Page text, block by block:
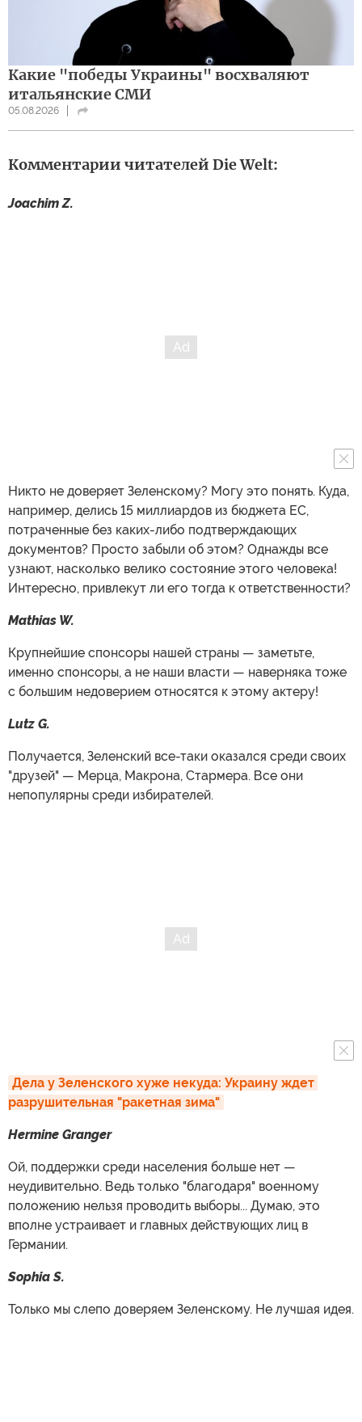
Какие "победы Украины" восхваляют
итальянские СМИ
05.08.2026
Комментарии читателей Die Welt:
Joachim Z.
Никто не доверяет Зеленскому? Могу это понять. Куда,
например, делись 15 миллиардов из бюджета ЕС,
потраченные без каких-либо подтверждающих
документов? Просто забыли об этом? Однажды все
узнают, насколько велико состояние этого человека!
Интересно, привлекут ли его тогда к ответственности?
Mathias W.
Крупнейшие спонсоры нашей страны — заметьте,
именно спонсоры, а не наши власти — наверняка тоже
с большим недоверием относятся к этому актеру!
Lutz G.
Получается, Зеленский все-таки оказался среди своих
"друзей" — Мерца, Макрона, Стармера. Все они
непопулярны среди избирателей.
Дела у Зеленского хуже некуда: Украину ждет
разрушительная "ракетная зима"
Hermine Granger
Ой, поддержки среди населения больше нет —
неудивительно. Ведь только "благодаря" военному
положению нельзя проводить выборы... Думаю, это
вполне устраивает и главных действующих лиц в
Германии.
Sophia S.
Только мы слепо доверяем Зеленскому. Не лучшая идея.